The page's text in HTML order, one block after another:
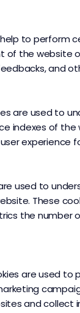
to perform
of the website
and
are used to
indexes of the
experience
used to
These
the number
are used to
and collect